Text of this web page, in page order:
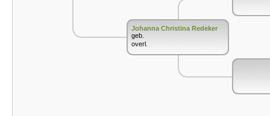
Johanna Christina Redeker
geb.
overl.